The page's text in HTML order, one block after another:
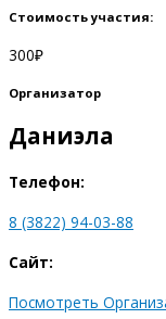
Стоимость участия:
300₽
Организатор
Даниэла
Телефон:
8 (3822) 94-03-88
Сайт:
Посмотреть